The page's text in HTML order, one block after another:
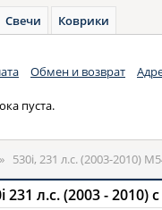
Свечи Коврики
Обмен и возврат
пуста.
» 530i, 231 л.с. (2003-2010)
л.с. (2003 - 2010)